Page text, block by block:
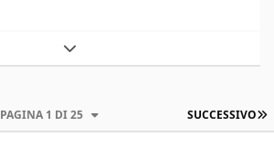
Expand topic overview
SUCCESSIVO
PAGINA 1 DI 25